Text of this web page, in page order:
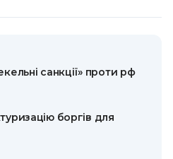
санкції» проти рф
боргів для